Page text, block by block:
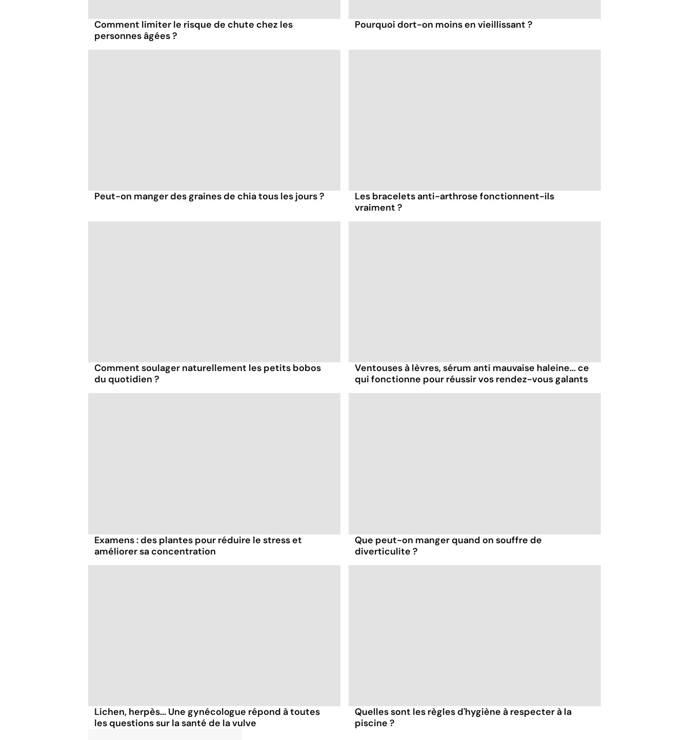
Comment limiter le risque de chute chez les
personnes âgées ?
Pourquoi dort-on moins en vieillissant ?
Peut-on manger des graines de chia tous les jours ?
Les bracelets anti-arthrose fonctionnent-ils
vraiment ?
Comment soulager naturellement les petits bobos
du quotidien ?
Ventouses à lèvres, sérum anti mauvaise haleine... ce
qui fonctionne pour réussir vos rendez-vous galants
Examens : des plantes pour réduire le stress et
améliorer sa concentration
Que peut-on manger quand on souffre de
diverticulite ?
Lichen, herpès... Une gynécologue répond à toutes
les questions sur la santé de la vulve
Quelles sont les règles d'hygiène à respecter à la
piscine ?